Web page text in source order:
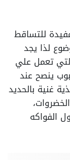
للتساقط
لذا يجد
تعمل علي
ينصح عند
غنية بالحديد
الفواكه